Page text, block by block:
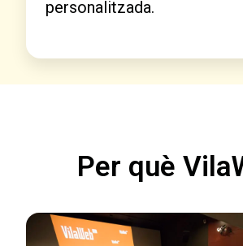
personalitzada.
Per què